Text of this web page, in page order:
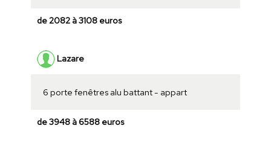
de 2082 à 3108 euros
Lazare
6 porte fenêtres alu battant - appart
de 3948 à 6588 euros